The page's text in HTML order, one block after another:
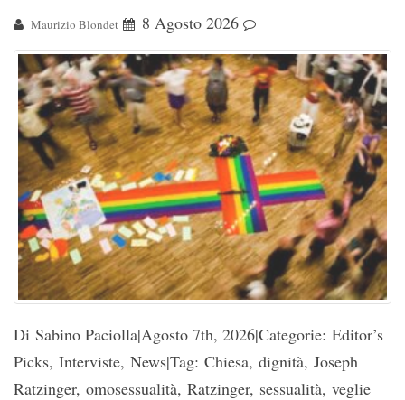
Maurizio Blondet 8 Agosto 2026
Di Sabino Paciolla|Agosto 7th, 2026|Categorie: Editor’s
Picks, Interviste, News|Tag: Chiesa, dignità, Joseph
Ratzinger, omosessualità, Ratzinger, sessualità, veglie